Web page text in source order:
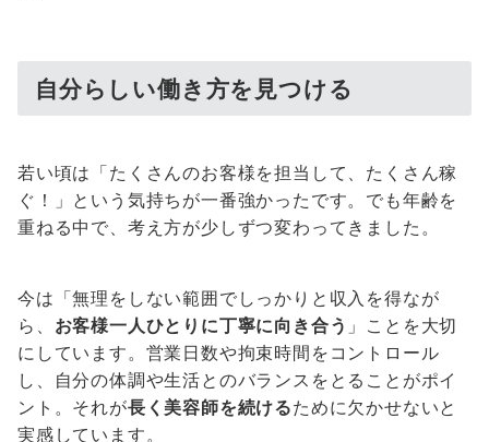
自分らしい働き方を見つける
若い頃は「たくさんのお客様を担当して、たくさん稼
ぐ！」という気持ちが一番強かったです。でも年齢を
重ねる中で、考え方が少しずつ変わってきました。
今は「無理をしない範囲でしっかりと収入を得なが
ら、 お客様一人ひとりに丁寧に向き合う 」ことを大切
にしています。営業日数や拘束時間をコントロール
し、自分の体調や生活とのバランスをとることがポイ
ント。それが長く美容師を続けるために欠かせないと
実感しています。